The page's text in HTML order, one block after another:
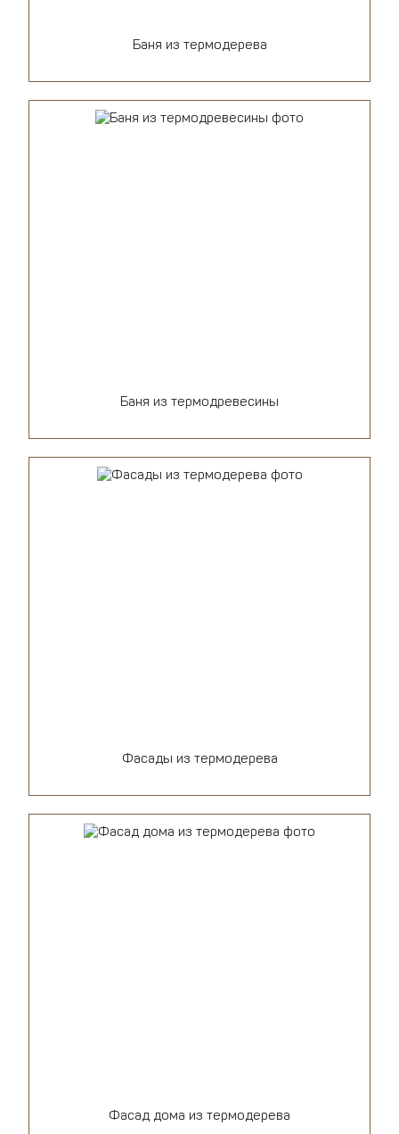
Баня из термодерева
Баня из термодревесины
Фасады из термодерева
Фасад дома из термодерева